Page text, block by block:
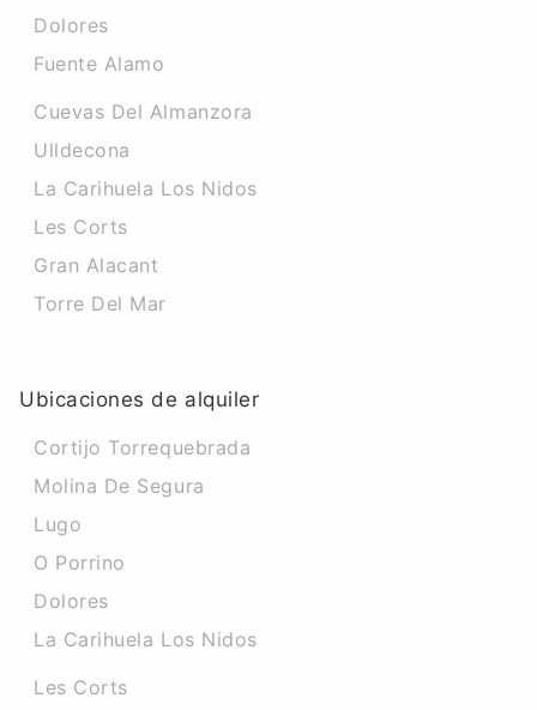
Dolores
Fuente Alamo
Cuevas Del Almanzora
Ulldecona
La Carihuela Los Nidos
Les Corts
Gran Alacant
Torre Del Mar
Ubicaciones de alquiler
Cortijo Torrequebrada
Molina De Segura
Lugo
O Porrino
Dolores
La Carihuela Los Nidos
Les Corts